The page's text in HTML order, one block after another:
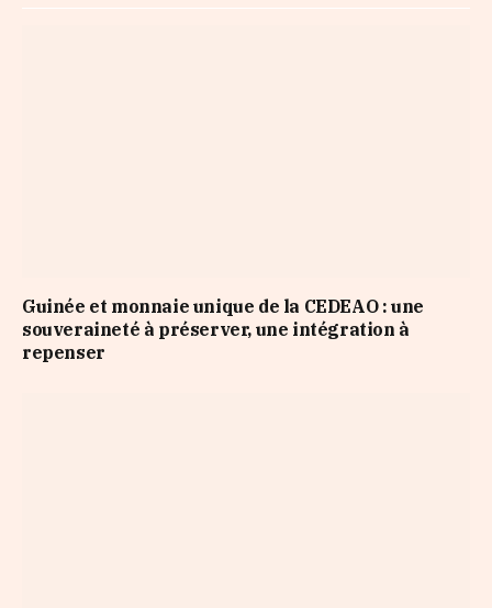
Guinée et monnaie unique de la CEDEAO : une
souveraineté à préserver, une intégration à
repenser